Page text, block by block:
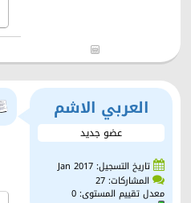
العربي الاشم
عضو جديد
تاريخ التسجيل: Jan 2017
المشاركات: 27
معدل تقييم المستوى:0